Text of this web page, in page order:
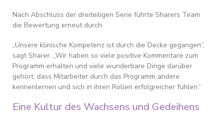
Nach Abschluss der dreiteiligen Serie führte Sharers Team
die Bewertung erneut durch.
„Unsere klinische Kompetenz ist durch die Decke gegangen“,
sagt Sharer. „Wir haben so viele positive Kommentare zum
Programm erhalten und viele wunderbare Dinge darüber
gehört, dass Mitarbeiter durch das Programm andere
kennenlernen und sich in ihren Rollen erfolgreicher fühlen.“
Eine Kultur des Wachsens und Gedeihens